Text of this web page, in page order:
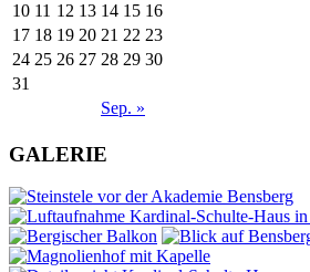
Sep. »
10 11 12 13 14 15 16
17 18 19 20 21 22 23
24 25 26 27 28 29 30
31
GALERIE